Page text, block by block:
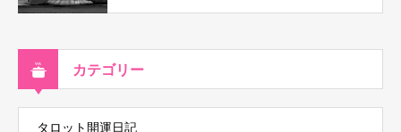
カテゴリー
タロット開運日記